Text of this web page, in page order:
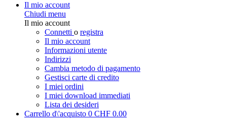
Il mio account
Chiudi menu
Il mio account
Connetti o registra
Il mio account
Informazioni utente
Indirizzi
Cambia metodo di pagamento
Gestisci carte di credito
I miei ordini
I miei download immediati
Lista dei desideri
Carrello d\'acquisto 0 CHF 0.00